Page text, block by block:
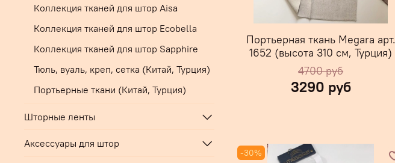
Портьерная ткань Megara арт.
1652 (высота 310 см, Турция)
4700 руб
3290 руб
-30%
Коллекция тканей для штор Aisa
Коллекция тканей для штор Ecobella
Коллекция тканей для штор Sapphire
Тюль, вуаль, креп, сетка (Китай, Турция)
Портьерные ткани (Китай, Турция)
Шторные ленты
Аксессуары для штор